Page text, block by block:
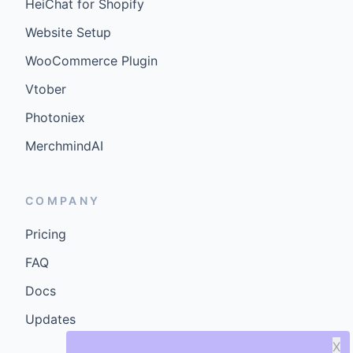
X
HeiChat for Shopify
Website Setup
WooCommerce Plugin
Vtober
Photoniex
MerchmindAI
COMPANY
Pricing
FAQ
Docs
Updates